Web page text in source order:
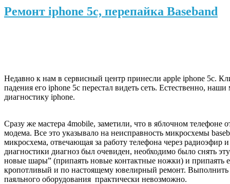
Ремонт iphone 5c, перепайка Baseband
Недавно к нам в сервисный центр принесли apple iphone 5c.
падения его iphone 5c перестал видеть сеть. Естественно, наши
диагностику iphone.
Сразу же мастера 4mobile, заметили, что в яблочном телефоне
модема. Все это указывало на неисправность микросхемы
микросхема, отвечающая за работу телефона через радиоэфир
диагностики диагноз был очевиден, необходимо было снять
новые шары” (припаять новые контактные ножки) и припаять
кропотливый и по настоящему ювелирный ремонт. Выполнить
паяльного оборудования практически невозможно.